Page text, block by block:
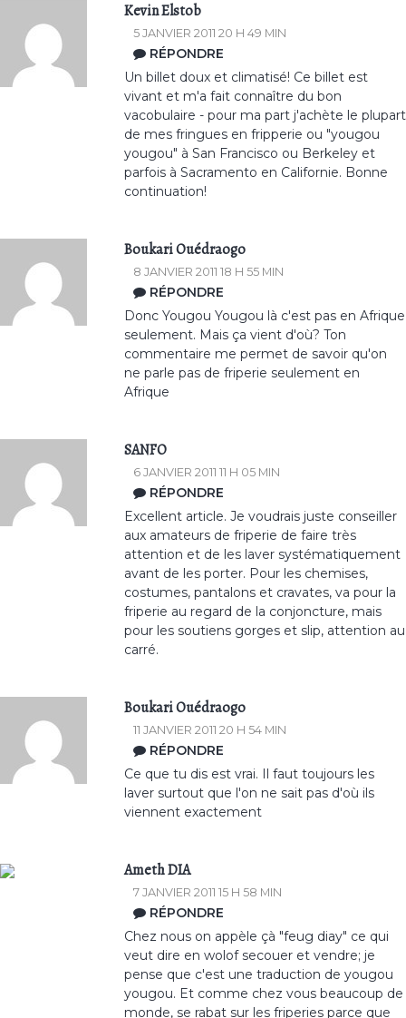
Kevin Elstob
5 JANVIER 2011 20 H 49 MIN
RÉPONDRE
Un billet doux et climatisé! Ce billet est
vivant et m'a fait connaître du bon
vacobulaire - pour ma part j'achète le plupart
de mes fringues en fripperie ou "yougou
yougou" à San Francisco ou Berkeley et
parfois à Sacramento en Californie. Bonne
continuation!
Boukari Ouédraogo
8 JANVIER 2011 18 H 55 MIN
RÉPONDRE
Donc Yougou Yougou là c'est pas en Afrique
seulement. Mais ça vient d'où? Ton
commentaire me permet de savoir qu'on
ne parle pas de friperie seulement en
Afrique
SANFO
6 JANVIER 2011 11 H 05 MIN
RÉPONDRE
Excellent article. Je voudrais juste conseiller
aux amateurs de friperie de faire très
attention et de les laver systématiquement
avant de les porter. Pour les chemises,
costumes, pantalons et cravates, va pour la
friperie au regard de la conjoncture, mais
pour les soutiens gorges et slip, attention au
carré.
Boukari Ouédraogo
11 JANVIER 2011 20 H 54 MIN
RÉPONDRE
Ce que tu dis est vrai. Il faut toujours les
laver surtout que l'on ne sait pas d'où ils
viennent exactement
Ameth DIA
7 JANVIER 2011 15 H 58 MIN
RÉPONDRE
Chez nous on appèle çà "feug diay" ce qui
veut dire en wolof secouer et vendre; je
pense que c'est une traduction de yougou
yougou. Et comme chez vous beaucoup de
monde, se rabat sur les friperies parce que